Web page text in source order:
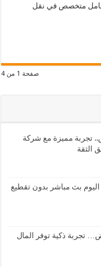
شامل متخصص في نقل
صفحة 1 من 4
تجربة مميزة مع شركة
الثقة
بث مباشر بدون تقطيع
تجربة ذكية توفر المال